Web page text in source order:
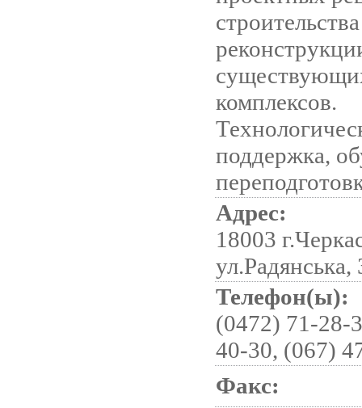
комплексов.
поддержка,
Адрес:
18003
ул.Радянська,
Телефон(ы):
(0472) 71-28-
40-30, (067)
Факс: